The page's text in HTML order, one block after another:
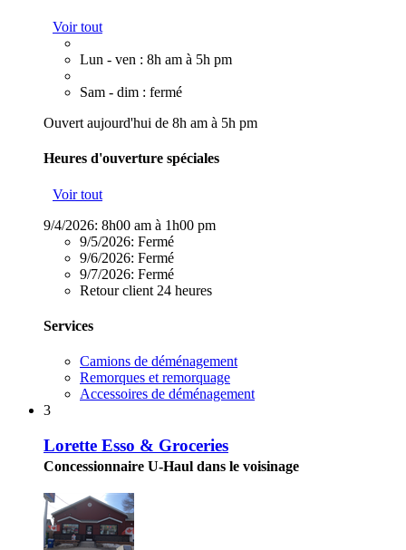
Voir tout
Lun - ven : 8h am à 5h pm
Sam - dim : fermé
Ouvert aujourd'hui de 8h am à 5h pm
Heures d'ouverture spéciales
Voir tout
9/4/2026: 8h00 am à 1h00 pm
9/5/2026: Fermé
9/6/2026: Fermé
9/7/2026: Fermé
Retour client 24 heures
Services
Camions de déménagement
Remorques et remorquage
Accessoires de déménagement
3
Lorette Esso & Groceries
Concessionnaire U-Haul dans le voisinage